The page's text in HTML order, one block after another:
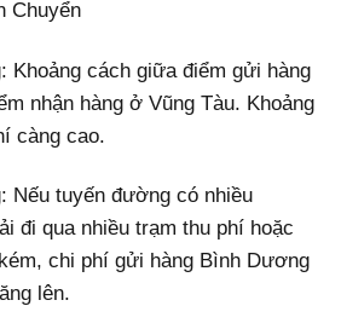
Chuyển
Khoảng cách giữa điểm gửi hàng
nhận hàng ở Vũng Tàu. Khoảng
càng cao.
Nếu tuyến đường có nhiều
đi qua nhiều trạm thu phí hoặc
chi phí gửi hàng Bình Dương
lên.